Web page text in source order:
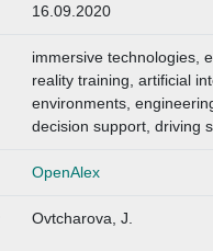
16.09.2020
immersive technologies,
reality training, artificial
environments,
decision support, driving
OpenAlex
Ovtcharova, J.